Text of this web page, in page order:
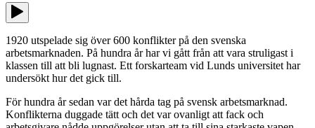
1920 utspelade sig över 600 konflikter på den svenska
arbetsmarknaden. På hundra år har vi gått från att vara struligast i
klassen till att bli lugnast. Ett forskarteam vid Lunds universitet har
undersökt hur det gick till.
För hundra år sedan var det hårda tag på svensk arbetsmarknad.
Konflikterna duggade tätt och det var ovanligt att fack och